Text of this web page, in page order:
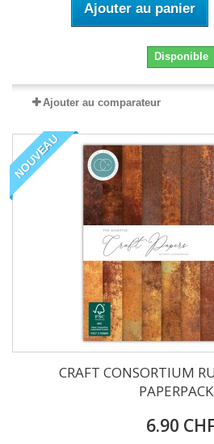
Ajouter au panier
Disponible
Ajouter au comparateur
NOUVEAU
CRAFT CONSORTIUM
6.90